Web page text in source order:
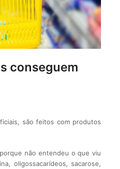
conseguem
são feitos com produtos
não entendeu o que viu
oligossacarídeos, sacarose,